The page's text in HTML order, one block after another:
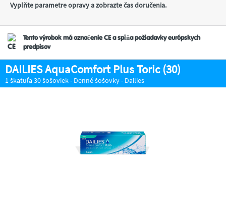
DAILIES AquaComfort Plus Toric (30)
1 škatuľa 30 šošoviek - Denné šošovky - Dailies
Vyplňte parametre opravy a zobrazte čas doručenia.
Tento výrobok má označenie CE a spĺňa požiadavky európskych
predpisov